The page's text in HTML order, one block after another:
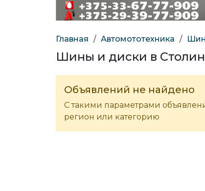
Главная / Автомототехника /
Шины и диски в
Объявлений не найдено
С такими параметрами
регион или категорию